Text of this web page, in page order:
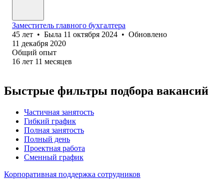
Заместитель главного бухгалтера
45 лет • Была 11 октября 2024 • Обновлено
11 декабря 2020
Общий опыт
16 лет 11 месяцев
Быстрые фильтры подбора вакансий
Частичная занятость
Гибкий график
Полная занятость
Полный день
Проектная работа
Сменный график
Корпоративная поддержка сотрудников